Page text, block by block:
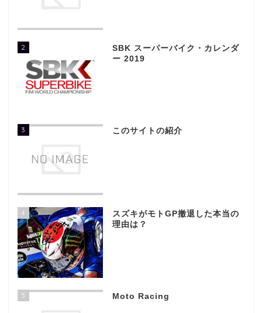
2
SBK スーパーバイク・カレンダ
ー 2019
3 このサイトの紹介
4
スズキがモトGP撤退した本当の
理由は？
5 Moto Racing